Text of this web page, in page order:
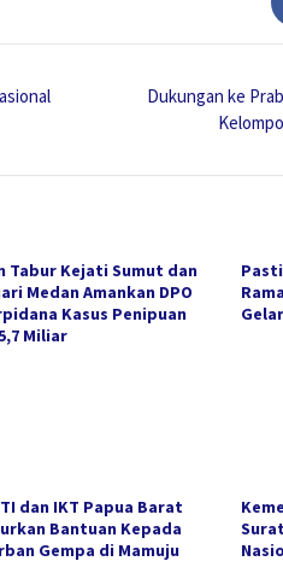
Dukungan ke
Tabur Kejati Sumut dan
Medan Amankan DPO
Kasus Penipuan
Miliar
dan IKT Papua Barat
Bantuan Kepada
Gempa di Mamuju